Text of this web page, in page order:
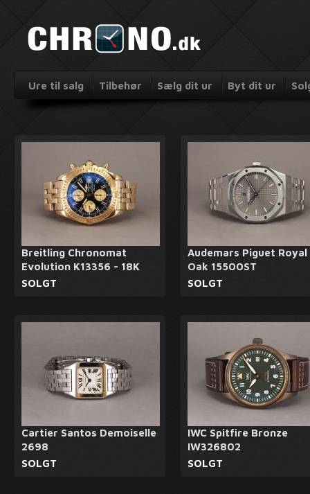
Ure til salg Tilbehør Sælg dit ur Byt dit ur
Breitling Chronomat
Evolution K13356 - 18K
SOLGT
Audemars Piguet Royal
Oak 15500ST
SOLGT
Cartier Santos Demoiselle
2698
SOLGT
IWC Spitfire Bronze
IW326802
SOLGT